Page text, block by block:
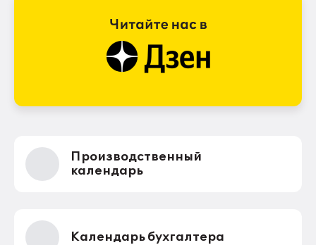
Производственный
календарь
Календарь бухгалтера